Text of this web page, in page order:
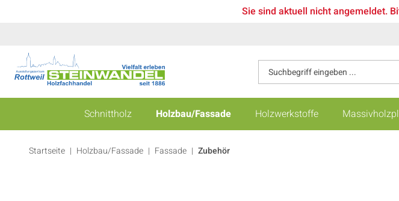
Sie sind aktuell nicht angemeldet.
Schnittholz Holzbau/Fassade Holzwerkstoffe
Startseite Holzbau/Fassade | Fassade | Zubehör